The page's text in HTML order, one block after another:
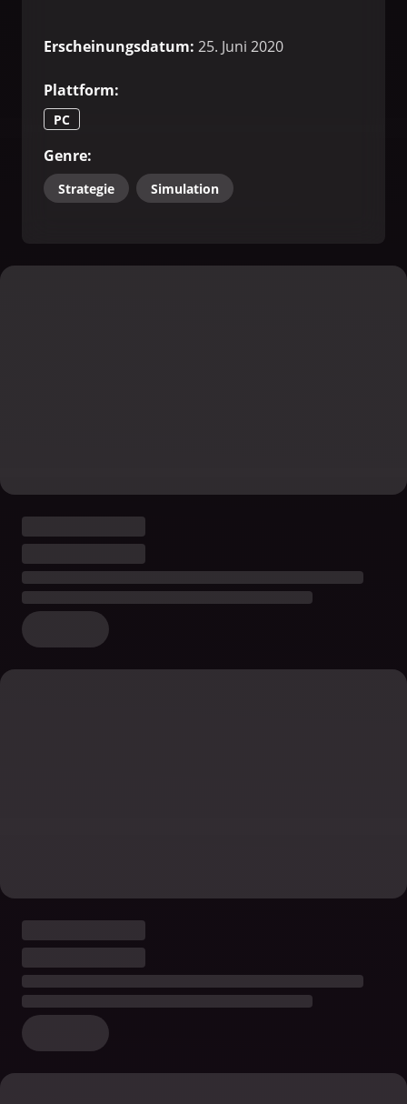
Erscheinungsdatum: 25. Juni 2020
Plattform:
PC
Genre:
Strategie Simulation